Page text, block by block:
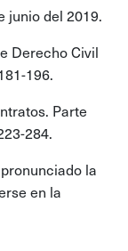
junio del 2019.
Derecho Civil
196.
Parte
284.
la
en la